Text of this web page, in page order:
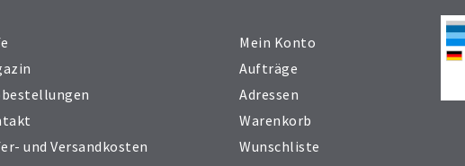
und Versandkosten
Mein Konto
Aufträge
Adressen
Warenkorb
Wunschliste